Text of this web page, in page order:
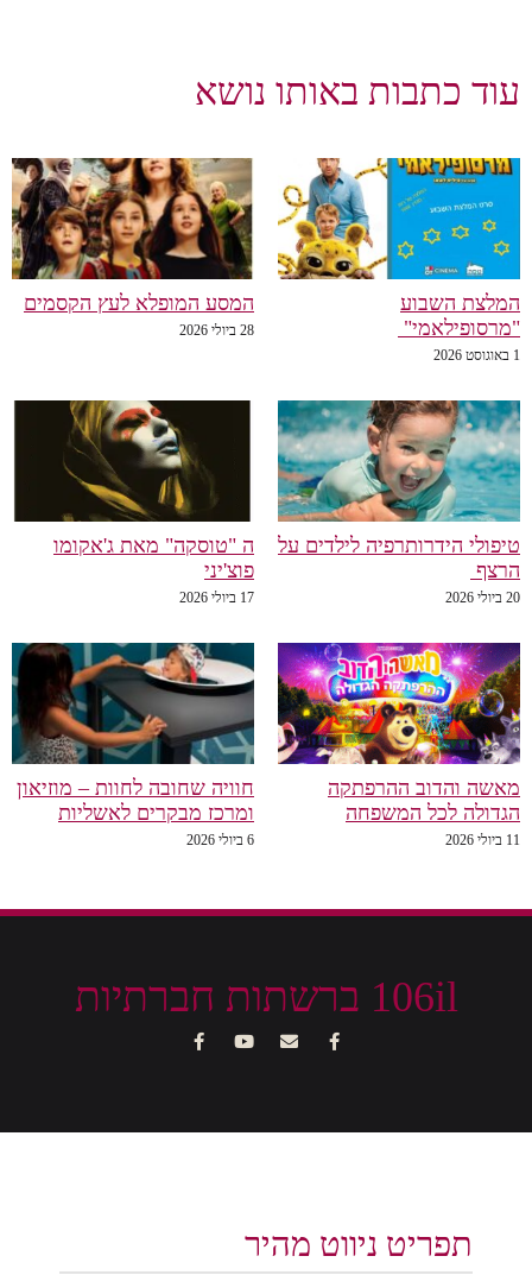
עוד כתבות באותו נושא
המלצת השבוע
"מרסופילאמי"
1 באוגוסט 2026
המסע המופלא לעץ הקסמים
28 ביולי 2026
טיפולי הידרותרפיה לילדים על
הרצף
20 ביולי 2026
ה "טוסקה" מאת ג'אקומו
פוצ'יני
17 ביולי 2026
מאשה והדוב ההרפתקה
הגדולה לכל המשפחה
11 ביולי 2026
חוויה שחובה לחוות – מוזיאון
ומרכז מבקרים לאשליות
6 ביולי 2026
106il ברשתות חברתיות
תפריט ניווט מהיר